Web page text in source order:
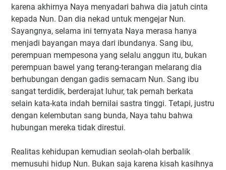
karena akhirnya Naya menyadari bahwa dia jatuh cinta
kepada Nun. Dan dia nekad untuk mengejar Nun.
Sayangnya, selama ini ternyata Naya merasa hanya
menjadi bayangan maya dari ibundanya. Sang ibu,
perempuan mempesona yang selalu anggun itu, bukan
perempuan bawel yang terang-terangan melarang dia
berhubungan dengan gadis semacam Nun. Sang ibu
sangat terdidik, berderajat luhur, tak pernah berkata
selain kata-kata indah bernilai sastra tinggi. Tetapi, justru
dengan kelembutan sang bunda, Naya tahu bahwa
hubungan mereka tidak direstui.
Realitas kehidupan kemudian seolah-olah berbalik
memusuhi hidup Nun. Bukan saja karena kisah kasihnya